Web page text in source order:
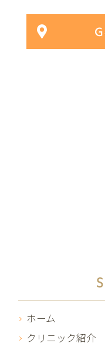
ホーム
クリニック紹介